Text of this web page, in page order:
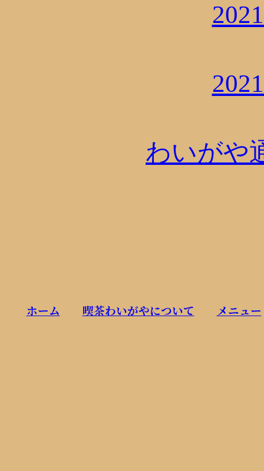
わいがや
ホーム 喫茶わいがやについて メニュー